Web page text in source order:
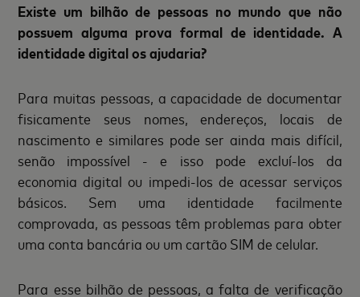
Existe um bilhão de pessoas no mundo que não
possuem alguma prova formal de identidade. A
identidade digital os ajudaria?
Para muitas pessoas, a capacidade de documentar
fisicamente seus nomes, endereços, locais de
nascimento e similares pode ser ainda mais difícil,
senão impossível - e isso pode excluí-los da
economia digital ou impedi-los de acessar serviços
básicos. Sem uma identidade facilmente
comprovada, as pessoas têm problemas para obter
uma conta bancária ou um cartão SIM de celular.
Para esse bilhão de pessoas, a falta de verificação